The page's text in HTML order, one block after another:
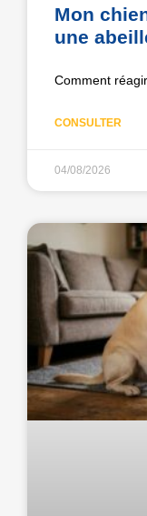
Mon
une
Comment
CONSULTER
04/08/2026